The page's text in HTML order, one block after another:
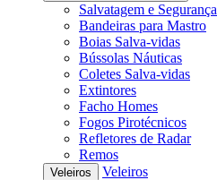
Salvatagem e Segurança
Bandeiras para Mastro
Boias Salva-vidas
Bússolas Náuticas
Coletes Salva-vidas
Extintores
Facho Homes
Fogos Pirotécnicos
Refletores de Radar
Remos
Veleiros
Veleiros